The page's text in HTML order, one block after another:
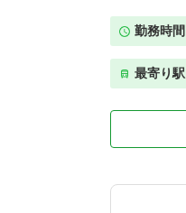
勤務時間
最寄り駅